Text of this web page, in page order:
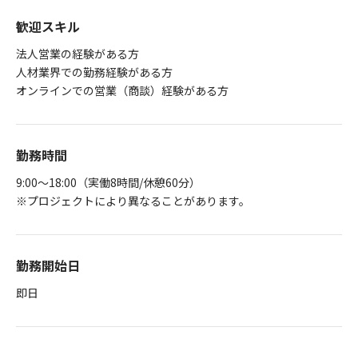
歓迎スキル
法人営業の経験がある方
人材業界での勤務経験がある方
オンラインでの営業（商談）経験がある方
勤務時間
9:00～18:00（実働8時間/休憩60分）
※プロジェクトにより異なることがあります。
勤務開始日
即日